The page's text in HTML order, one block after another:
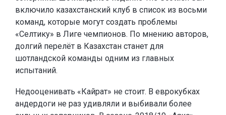
включило казахстанский клуб в список из восьми
команд, которые могут создать проблемы
«Селтику» в Лиге чемпионов. По мнению авторов,
долгий перелёт в Казахстан станет для
шотландской команды одним из главных
испытаний.
Недооценивать «Кайрат» не стоит. В еврокубках
андердоги не раз удивляли и выбивали более